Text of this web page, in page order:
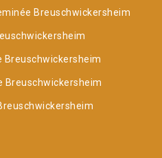
Breuschwickersheim
Breuschwickersheim
Breuschwickersheim